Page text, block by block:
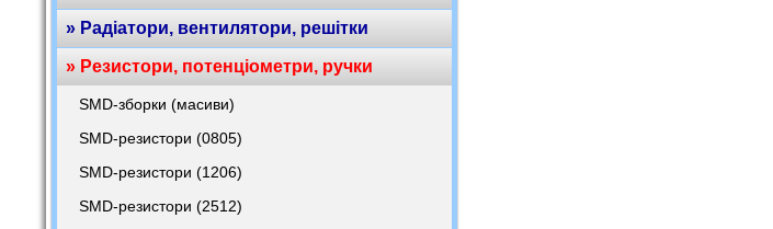
» Радіатори, вентилятори, решітки
» Резистори, потенціометри, ручки
SMD-зборки (масиви)
SMD-резистори (0805)
SMD-резистори (1206)
SMD-резистори (2512)